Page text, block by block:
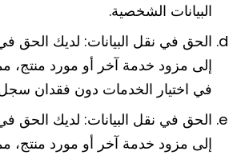
البيانات الشخصية.
الحق في نقل البيانات: لديك الحق
إلى مزود خدمة آخر أو مورد منتج،
في اختيار الخدمات دون فقدان سجل
الحق في نقل البيانات: لديك الحق
إلى مزود خدمة آخر أو مورد منتج،